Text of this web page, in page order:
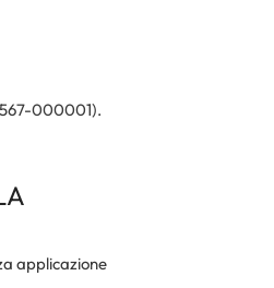
000001).
applicazione